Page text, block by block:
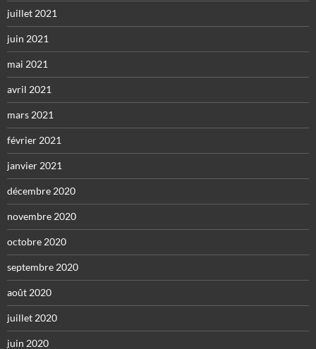
juillet 2021
juin 2021
mai 2021
avril 2021
mars 2021
février 2021
janvier 2021
décembre 2020
novembre 2020
octobre 2020
septembre 2020
août 2020
juillet 2020
juin 2020